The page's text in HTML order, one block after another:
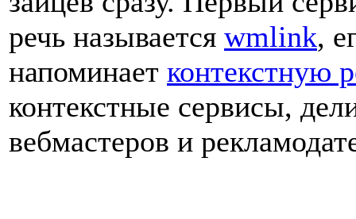
речь называется wmlink,
напоминает контекстную
контекстные сервисы,
вебмастеров и